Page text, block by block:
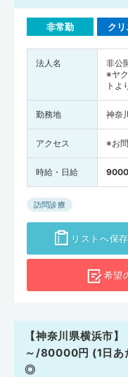
非常勤 ク
法人名
非公
※ヤ
トよ
勤務地 神奈
アクセス ※お
時給・日給
訪問診療
リストへ保存
希望
【神奈川県横浜市
～/80000円 (1日あ
◎